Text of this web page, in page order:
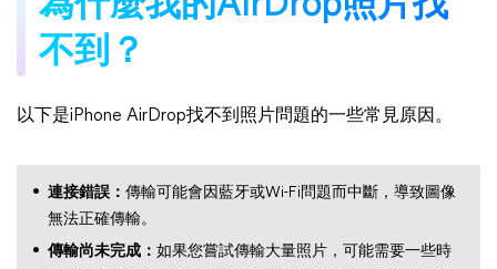
不到？
以下是iPhone AirDrop找不到照片問題的一些常見原因。
連接錯誤： 傳輸可能會因藍牙或Wi-Fi問題而中斷，導致圖像
無法正確傳輸。
傳輸尚未完成： 如果您嘗試傳輸大量照片，可能需要一些時